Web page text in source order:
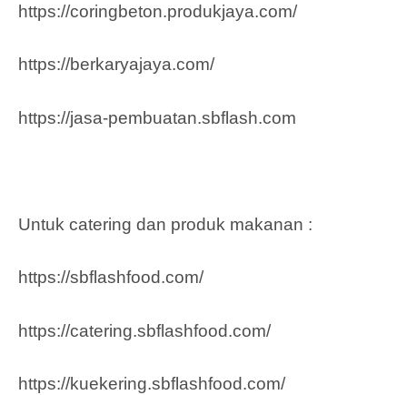
https://coringbeton.produkjaya.com/
https://berkaryajaya.com/
https://jasa-pembuatan.sbflash.com
Untuk catering dan produk makanan :
https://sbflashfood.com/
https://catering.sbflashfood.com/
https://kuekering.sbflashfood.com/